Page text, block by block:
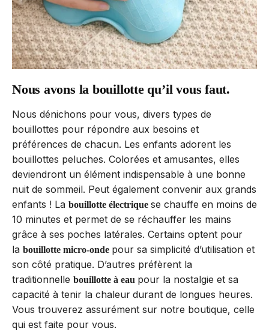
Nous avons la bouillotte qu’il vous faut.
Nous dénichons pour vous, divers types de
bouillottes pour répondre aux besoins et
préférences de chacun. Les enfants adorent les
bouillottes peluches. Colorées et amusantes, elles
deviendront un élément indispensable à une bonne
nuit de sommeil. Peut également convenir aux grands
enfants ! La bouillotte électrique se chauffe en moins de
10 minutes et permet de se réchauffer les mains
grâce à ses poches latérales. Certains optent pour
la bouillotte micro-onde pour sa simplicité d’utilisation et
son côté pratique. D’autres préfèrent la
traditionnelle bouillotte à eau pour la nostalgie et sa
capacité à tenir la chaleur durant de longues heures.
Vous trouverez assurément sur notre boutique, celle
qui est faite pour vous.